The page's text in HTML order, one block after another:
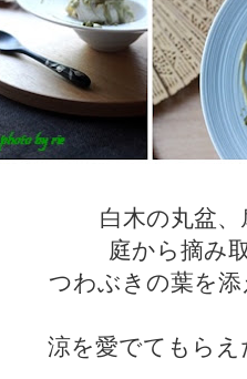
白木の丸盆、
庭から摘み
つわぶきの葉を
涼を愛でてもら